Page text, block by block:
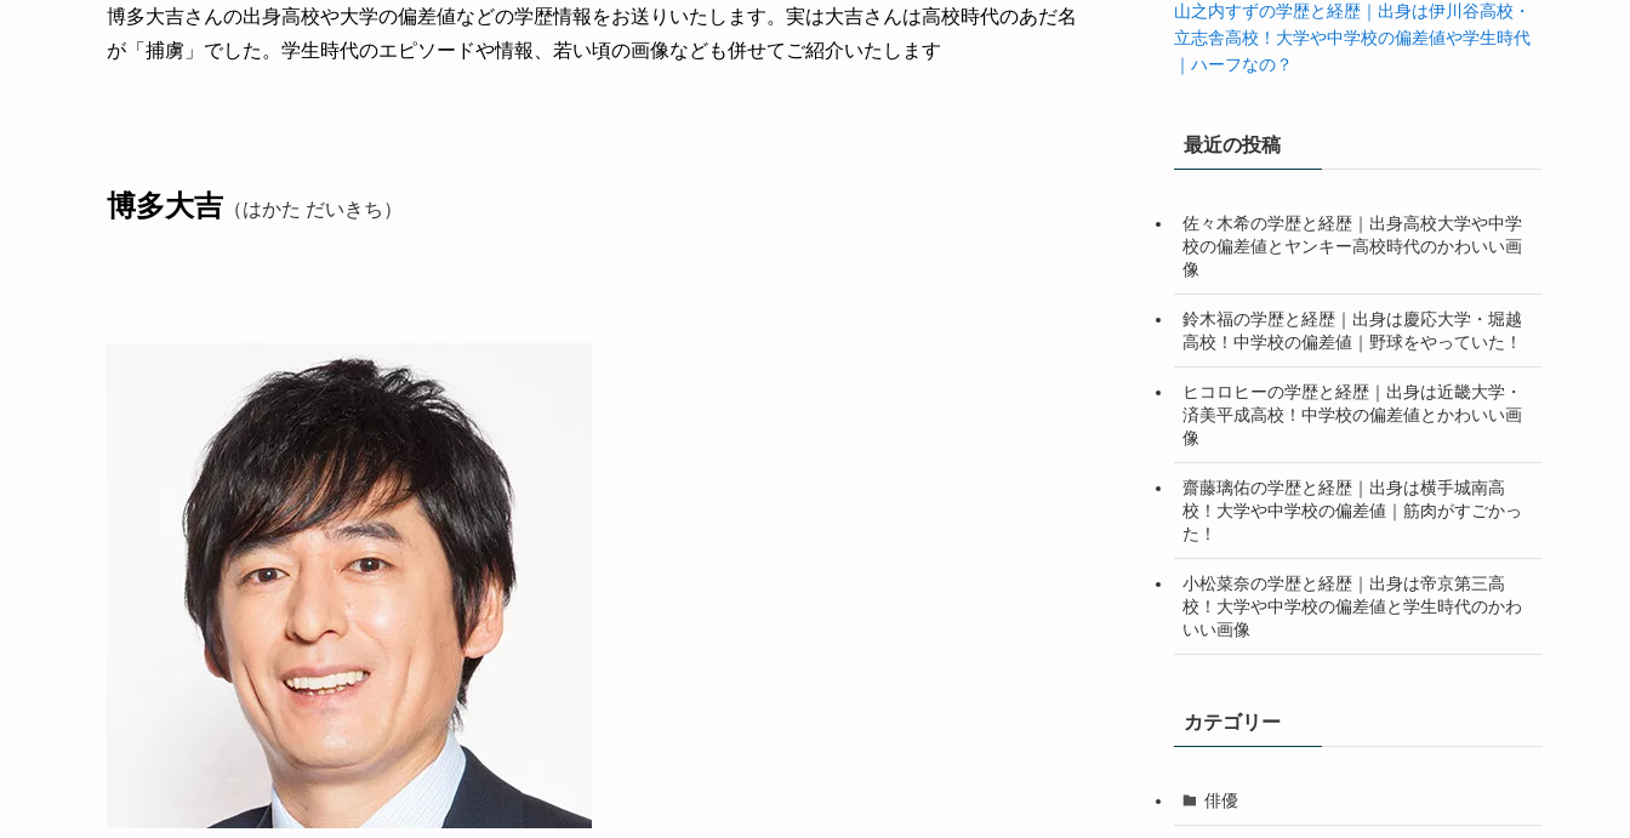
博多大吉さんの出身高校や大学の偏差値などの学歴情報をお送りいたします。実は大吉さんは高校時代のあだ名
が「捕虜」でした。学生時代のエピソードや情報、若い頃の画像なども併せてご紹介いたします
博多大吉 （はかた だいきち）
山之内すずの学歴と経歴｜出身は伊川谷高校・
立志舎高校！大学や中学校の偏差値や学生時代
｜ハーフなの？
最近の投稿
佐々木希の学歴と経歴｜出身高校大学や中学
校の偏差値とヤンキー高校時代のかわいい画
像
鈴木福の学歴と経歴｜出身は慶応大学・堀越
高校！中学校の偏差値｜野球をやっていた！
ヒコロヒーの学歴と経歴｜出身は近畿大学・
済美平成高校！中学校の偏差値とかわいい画
像
齋藤璃佑の学歴と経歴｜出身は横手城南高
校！大学や中学校の偏差値｜筋肉がすごかっ
た！
小松菜奈の学歴と経歴｜出身は帝京第三高
校！大学や中学校の偏差値と学生時代のかわ
いい画像
カテゴリー
俳優